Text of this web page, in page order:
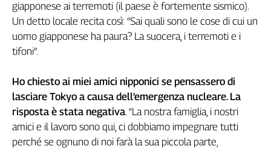
Newsletter
Social
giapponese ai terremoti (il paese è fortemente sismico).
Un detto locale recita così: “Sai quali sono le cose di cui un
uomo giapponese ha paura? La suocera, i terremoti e i
tifoni”.
Ho chiesto ai miei amici nipponici se pensassero di
lasciare Tokyo a causa dell’emergenza nucleare. La
risposta è stata negativa. “La nostra famiglia, i nostri
amici e il lavoro sono qui, ci dobbiamo impegnare tutti
perché se ognuno di noi farà la sua piccola parte,